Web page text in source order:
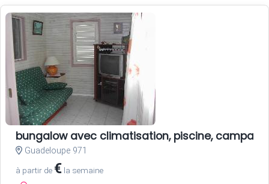
bungalow avec climatisation, piscine,
Guadeloupe 971
à partir de € la semaine